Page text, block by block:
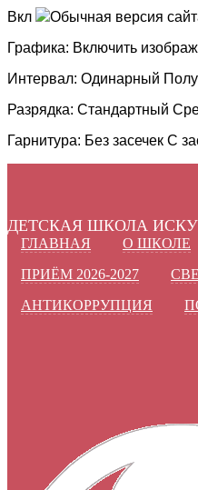
Вкл Обычная версия
Графика: Включить
Интервал: Одинарный
Разрядка: Стандартный
Гарнитура: Без засечек С
ДЕТСКАЯ ШКОЛА
ГЛАВНАЯ О ШКОЛЕ
ПРИЁМ 2026-2027
АНТИКОРРУПЦИЯ